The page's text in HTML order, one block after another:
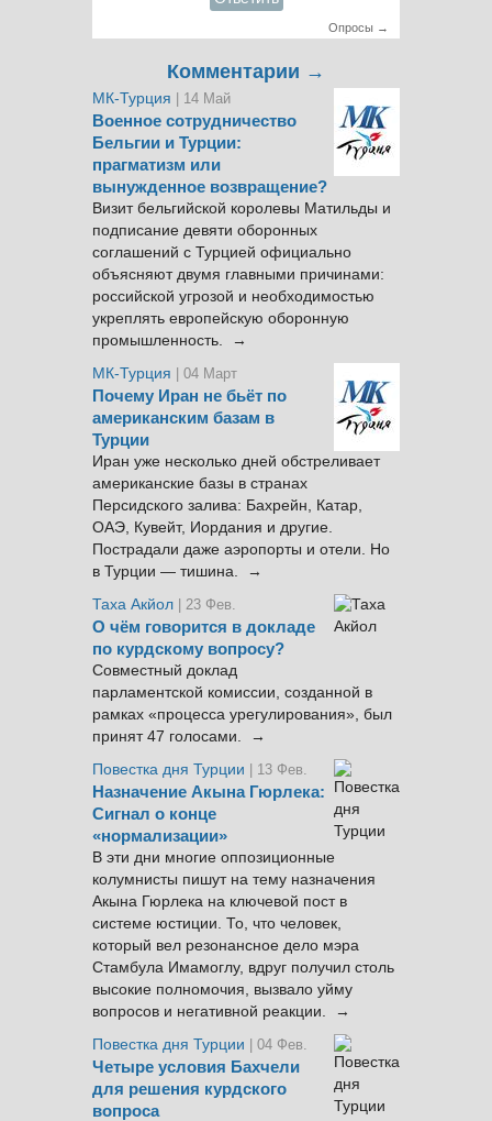
Опросы →
Комментарии →
МК-Турция | 14 Май
Военное сотрудничество
Бельгии и Турции:
прагматизм или
вынужденное возвращение?
Визит бельгийской королевы Матильды и
подписание девяти оборонных
соглашений с Турцией официально
объясняют двумя главными причинами:
российской угрозой и необходимостью
укреплять европейскую оборонную
промышленность. →
МК-Турция
| 04 Март
Почему Иран не бьёт по
американским базам в
Турции
Иран уже несколько дней обстреливает
американские базы в странах
Персидского залива: Бахрейн, Катар,
ОАЭ, Кувейт, Иордания и другие.
Пострадали даже аэропорты и отели. Но
в Турции — тишина. →
Таха Акйол | 23 Фев.
О чём говорится в докладе
по курдскому вопросу?
Совместный доклад
парламентской комиссии, созданной в
рамках «процесса урегулирования», был
принят 47 голосами. →
Повестка дня Турции
| 13 Фев.
Назначение Акына Гюрлека:
Сигнал о конце
«нормализации»
В эти дни многие оппозиционные
колумнисты пишут на тему назначения
Акына Гюрлека на ключевой пост в
системе юстиции. То, что человек,
который вел резонансное дело мэра
Стамбула Имамоглу, вдруг получил столь
высокие полномочия, вызвало уйму
вопросов и негативной реакции. →
Повестка дня Турции
| 04 Фев.
Четыре условия Бахчели
для решения курдского
вопроса